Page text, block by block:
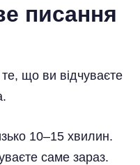
писання
що ви відчуваєте
10–15 хвилин.
саме зараз.